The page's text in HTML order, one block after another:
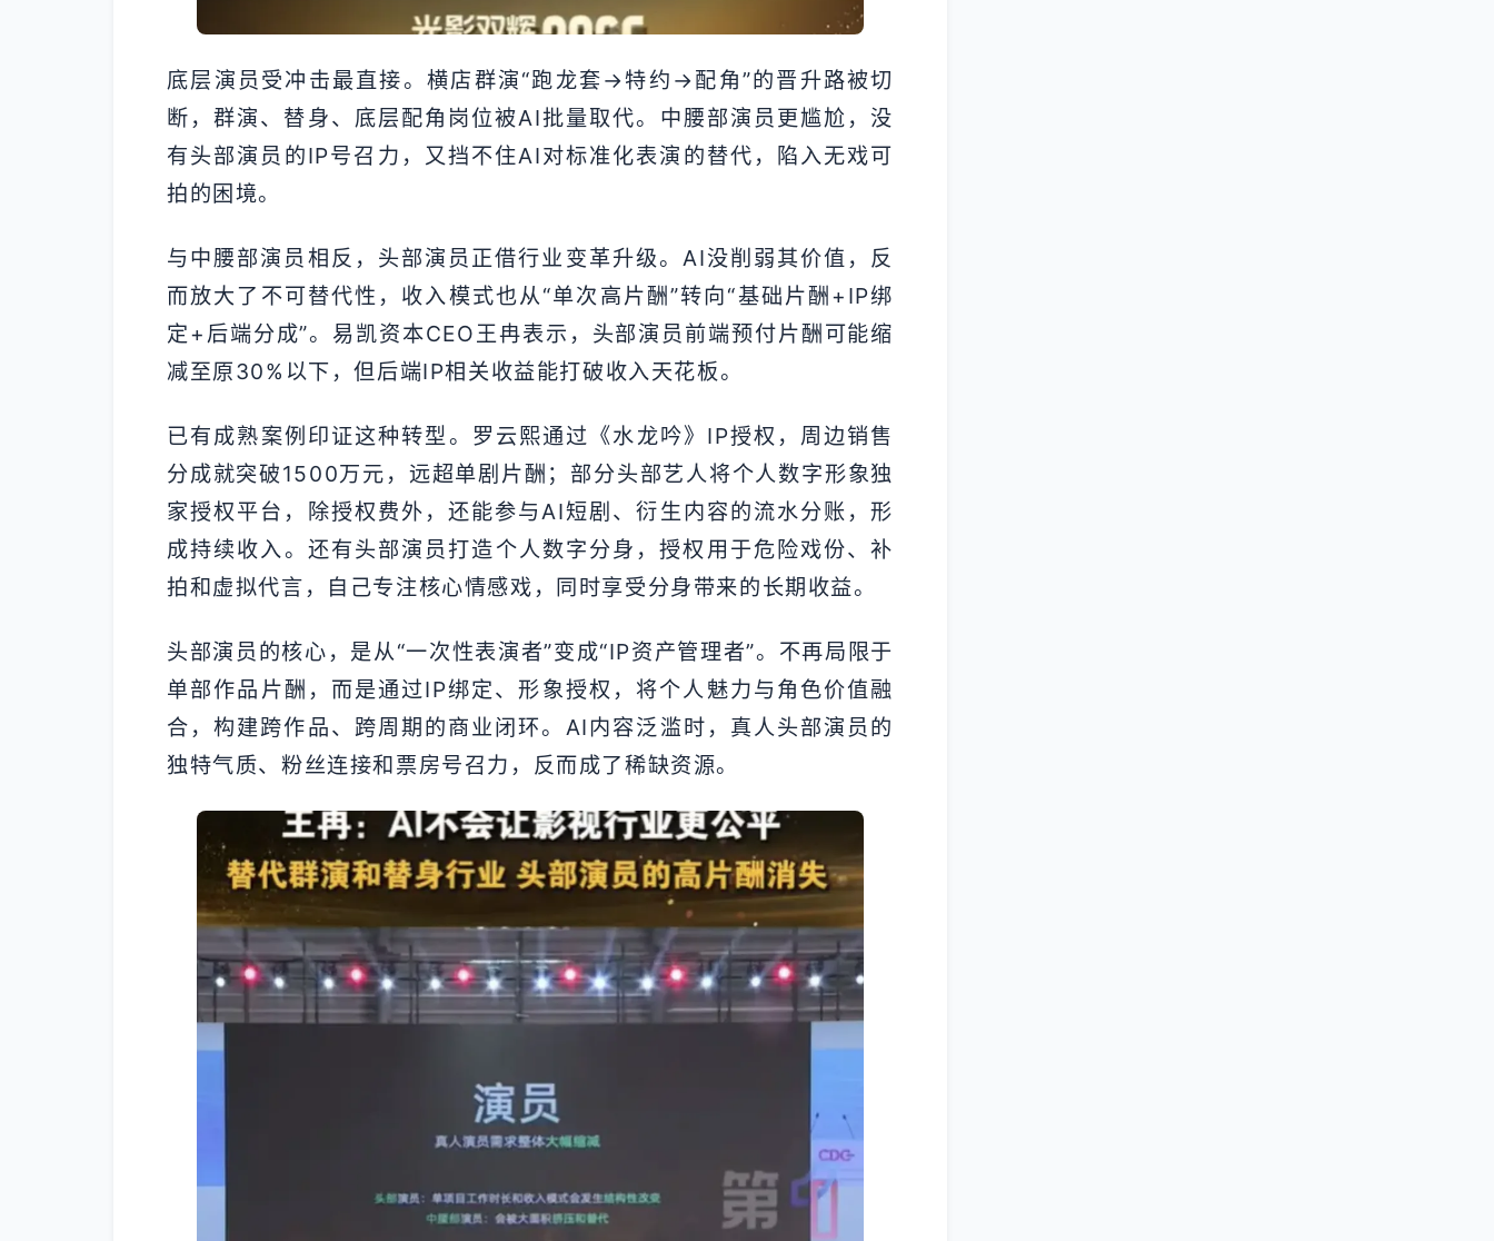
底层演员受冲击最直接。横店群演“跑龙套→特约→配角”的晋升路被切
断，群演、替身、底层配角岗位被AI批量取代。中腰部演员更尴尬，没
有头部演员的IP号召力，又挡不住AI对标准化表演的替代，陷入无戏可
拍的困境。
与中腰部演员相反，头部演员正借行业变革升级。AI没削弱其价值，反
而放大了不可替代性，收入模式也从“单次高片酬”转向“基础片酬+IP绑
定+后端分成”。易凯资本CEO王冉表示，头部演员前端预付片酬可能缩
减至原30%以下，但后端IP相关收益能打破收入天花板。
已有成熟案例印证这种转型。罗云熙通过《水龙吟》IP授权，周边销售
分成就突破1500万元，远超单剧片酬；部分头部艺人将个人数字形象独
家授权平台，除授权费外，还能参与AI短剧、衍生内容的流水分账，形
成持续收入。还有头部演员打造个人数字分身，授权用于危险戏份、补
拍和虚拟代言，自己专注核心情感戏，同时享受分身带来的长期收益。
头部演员的核心，是从“一次性表演者”变成“IP资产管理者”。不再局限于
单部作品片酬，而是通过IP绑定、形象授权，将个人魅力与角色价值融
合，构建跨作品、跨周期的商业闭环。AI内容泛滥时，真人头部演员的
独特气质、粉丝连接和票房号召力，反而成了稀缺资源。